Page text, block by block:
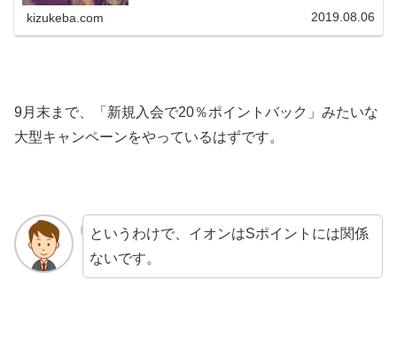
kizukeba.com 2019.08.06
9月末まで、「新規入会で20％ポイントバック」みたいな
大型キャンペーンをやっているはずです。
というわけで、イオンはSポイントには関係
ないです。